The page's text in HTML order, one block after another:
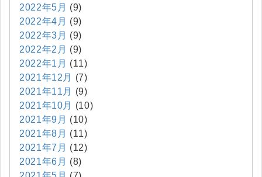
2022年5月 (9)
2022年4月 (9)
2022年3月 (9)
2022年2月 (9)
2022年1月 (11)
2021年12月
(7)
2021年11月
(9)
2021年10月
(10)
2021年9月 (10)
2021年8月 (11)
2021年7月 (12)
2021年6月 (8)